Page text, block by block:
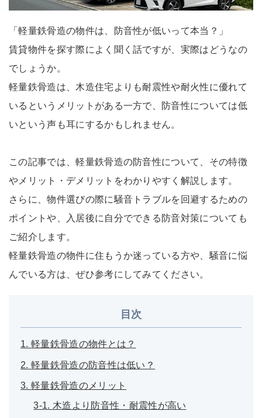
「軽量鉄骨造の物件は、防音性が低いって本当？」
賃貸物件を探す際によく聞く話ですが、実際はどうなの
でしょうか。
軽量鉄骨造は、木造住宅よりも耐震性や耐火性に優れて
いるというメリットがある一方で、防音性については低
いという声も耳にするかもしれません。
この記事では、軽量鉄骨造の防音性について、その特徴
やメリット・デメリットをわかりやすく解説します。
さらに、物件選びの際に騒音トラブルを回避するための
ポイントや、入居後に自分でできる防音対策についても
ご紹介します。
軽量鉄骨造の物件に住もうか迷っている方や、騒音に悩
んでいる方は、ぜひ参考にしてみてください。
目次
1. 軽量鉄骨造の物件とは？
2. 軽量鉄骨造の防音性は低い？
3. 軽量鉄骨造のメリット
3-1. 木造より防音性・耐震性が高い